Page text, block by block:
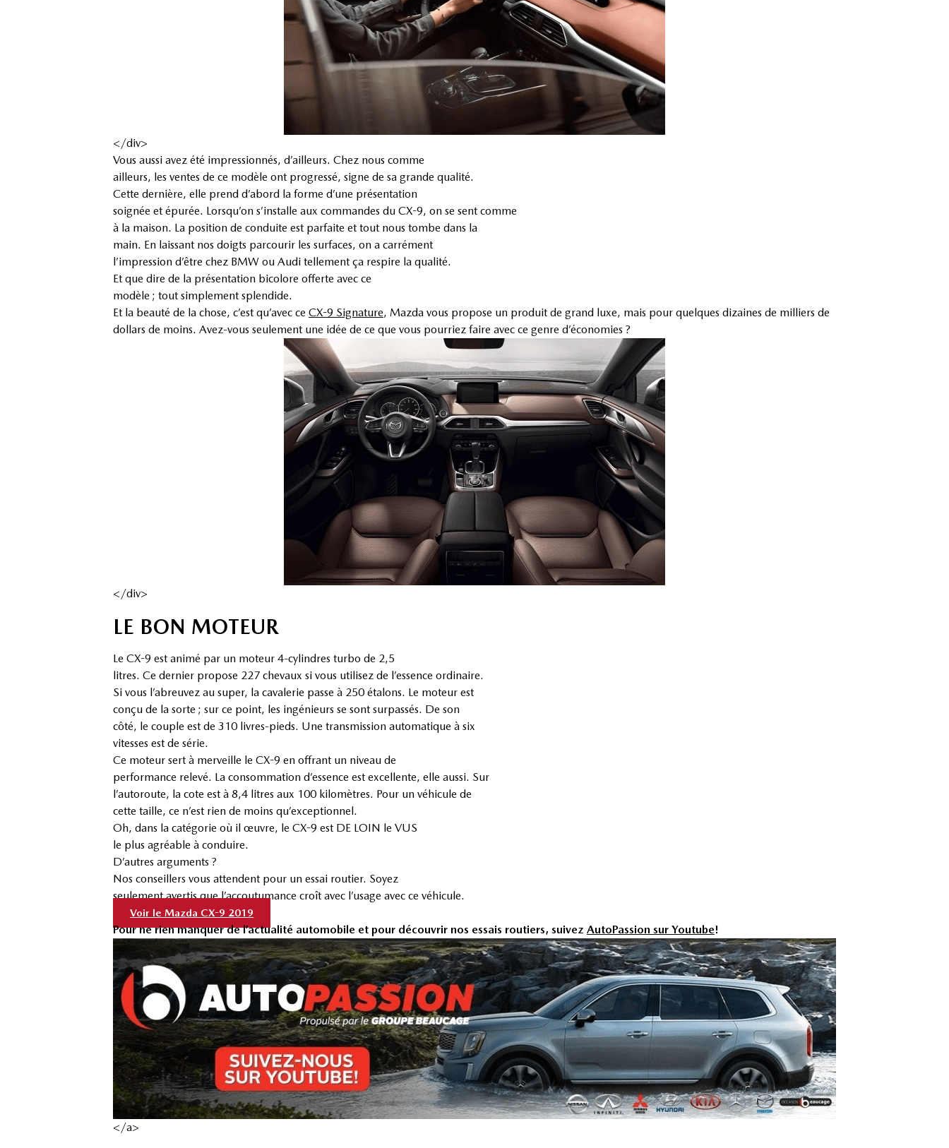
</div>
Vous aussi avez été impressionnés, d’ailleurs. Chez nous comme
ailleurs, les ventes de ce modèle ont progressé, signe de sa grande qualité.
Cette dernière, elle prend d’abord la forme d’une présentation
soignée et épurée. Lorsqu’on s’installe aux commandes du CX-9, on se sent comme
à la maison. La position de conduite est parfaite et tout nous tombe dans la
main. En laissant nos doigts parcourir les surfaces, on a carrément
l’impression d’être chez BMW ou Audi tellement ça respire la qualité.
Et que dire de la présentation bicolore offerte avec ce
modèle ; tout simplement splendide.
Et la beauté de la chose, c’est qu’avec ce CX-9 Signature, Mazda vous propose un produit de grand luxe, mais pour quelques dizaines de milliers de
dollars de moins. Avez-vous seulement une idée de ce que vous pourriez faire avec ce genre d’économies ?
</div>
LE BON MOTEUR
Le CX-9 est animé par un moteur 4-cylindres turbo de 2,5
litres. Ce dernier propose 227 chevaux si vous utilisez de l’essence ordinaire.
Si vous l’abreuvez au super, la cavalerie passe à 250 étalons. Le moteur est
conçu de la sorte ; sur ce point, les ingénieurs se sont surpassés. De son
côté, le couple est de 310 livres-pieds. Une transmission automatique à six
vitesses est de série.
Ce moteur sert à merveille le CX-9 en offrant un niveau de
performance relevé. La consommation d’essence est excellente, elle aussi. Sur
l’autoroute, la cote est à 8,4 litres aux 100 kilomètres. Pour un véhicule de
cette taille, ce n’est rien de moins qu’exceptionnel.
Oh, dans la catégorie où il œuvre, le CX-9 est DE LOIN le VUS
le plus agréable à conduire.
D’autres arguments ?
Nos conseillers vous attendent pour un essai routier. Soyez
seulement avertis que l’accoutumance croît avec l’usage avec ce véhicule.
Voir le Mazda CX-9 2019
Pour ne rien manquer de l’actualité automobile et pour découvrir nos essais routiers, suivez AutoPassion sur Youtube!
</a>